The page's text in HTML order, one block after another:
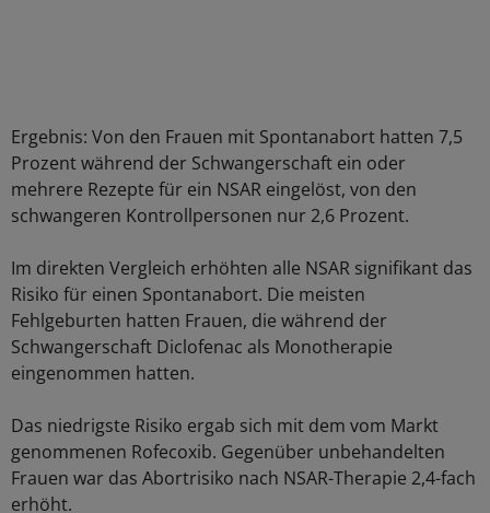
Ergebnis: Von den Frauen mit Spontanabort hatten 7,5
Prozent während der Schwangerschaft ein oder
mehrere Rezepte für ein NSAR eingelöst, von den
schwangeren Kontrollpersonen nur 2,6 Prozent.
Im direkten Vergleich erhöhten alle NSAR signifikant das
Risiko für einen Spontanabort. Die meisten
Fehlgeburten hatten Frauen, die während der
Schwangerschaft Diclofenac als Monotherapie
eingenommen hatten.
Das niedrigste Risiko ergab sich mit dem vom Markt
genommenen Rofecoxib. Gegenüber unbehandelten
Frauen war das Abortrisiko nach NSAR-Therapie 2,4-fach
erhöht.